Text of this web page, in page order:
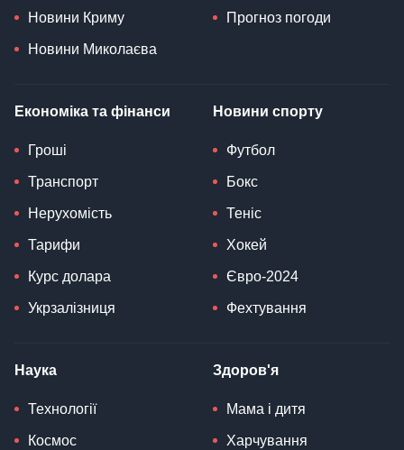
Новини Криму
Новини Миколаєва
Прогноз погоди
Економіка та фінанси
Гроші
Транспорт
Нерухомість
Тарифи
Курс долара
Укрзалізниця
Новини спорту
Футбол
Бокс
Теніс
Хокей
Євро-2024
Фехтування
Наука
Технології
Космос
Здоров'я
Мама і дитя
Харчування